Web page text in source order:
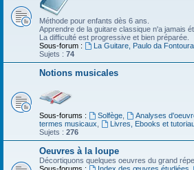
Méthode pour enfants dès 6 ans.
Apprendre de la guitare classique n'a jamais
La difficulté est progressive et bien préparée.
Sous-forum :
La Guitare, Paulo da Fontoura
Sujets : 74
Notions musicales
Sous-forums : Solfège, Analyses
termes musicaux
Livres, Ebooks et
Sujets : 276
Oeuvres à la loupe
Décortiquons quelques oeuvres du grand